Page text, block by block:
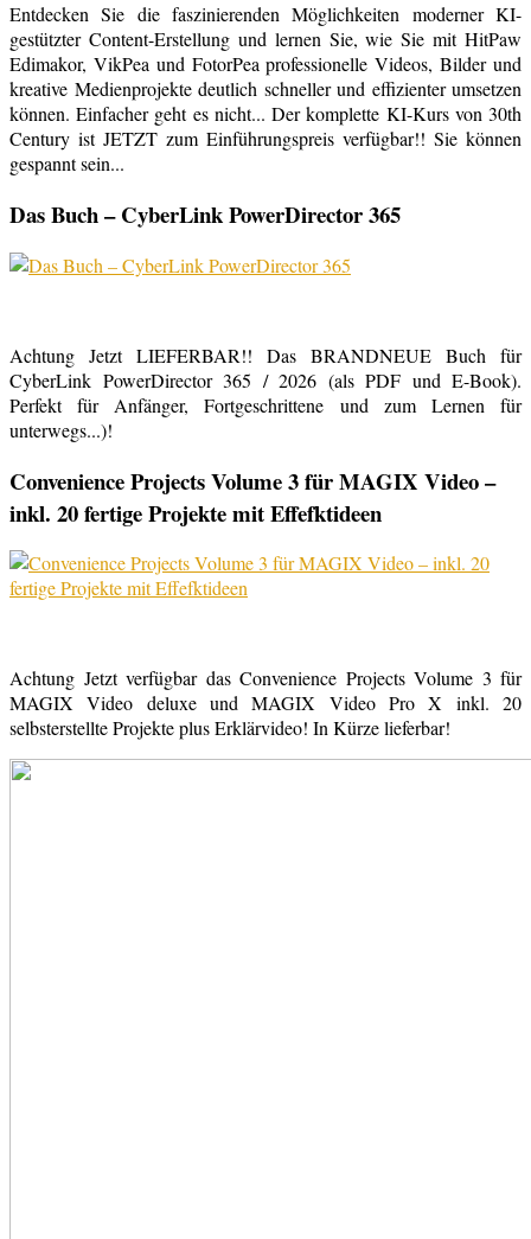
Entdecken Sie die faszinierenden Möglichkeiten moderner KI-
gestützter Content-Erstellung und lernen Sie, wie Sie mit HitPaw
Edimakor, VikPea und FotorPea professionelle Videos, Bilder und
kreative Medienprojekte deutlich schneller und effizienter umsetzen
können. Einfacher geht es nicht... Der komplette KI-Kurs von 30th
Century ist JETZT zum Einführungspreis verfügbar!! Sie können
gespannt sein...
Das Buch – CyberLink PowerDirector 365
Achtung Jetzt LIEFERBAR!! Das BRANDNEUE Buch für
CyberLink PowerDirector 365 / 2026 (als PDF und E-Book).
Perfekt für Anfänger, Fortgeschrittene und zum Lernen für
unterwegs...)!
Convenience Projects Volume 3 für MAGIX Video –
inkl. 20 fertige Projekte mit Effefktideen
Achtung Jetzt verfügbar das Convenience Projects Volume 3 für
MAGIX Video deluxe und MAGIX Video Pro X inkl. 20
selbsterstellte Projekte plus Erklärvideo! In Kürze lieferbar!